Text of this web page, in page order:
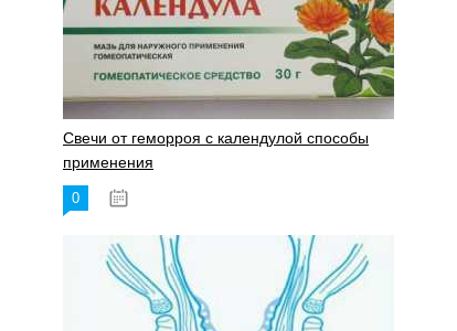
Свечи от геморроя с календулой способы
применения
0